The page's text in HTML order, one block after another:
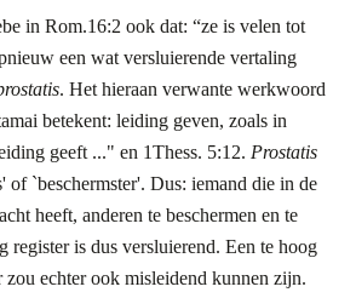
in Rom.16:2 ook dat: “ze is velen tot
een wat versluierende vertaling
. Het hieraan verwante werkwoord
betekent: leiding geven, zoals in
geeft ..." en 1Thess. 5:12. Prostatis
of `beschermster'. Dus: iemand die in de
heeft, anderen te beschermen en te
register is dus versluierend. Een te hoog
zou echter ook misleidend kunnen zijn.